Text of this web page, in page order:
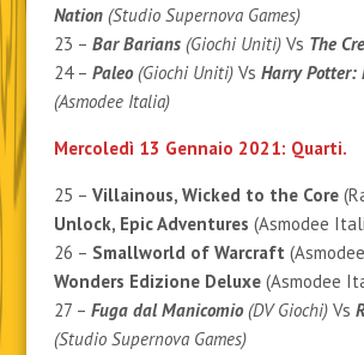
Nation (Studio Supernova Games)
23 – Bar Barians(Giochi Uniti)Vs The
24 – Paleo(Giochi Uniti)Vs Harry Potter:
(Asmodee Italia)
Mercoledì 13 Gennaio 2021: Quarti.
25 – Villainous, Wicked to the Core
Unlock, Epic Adventures (Asmodee
26 – Smallworld of Warcraft
Wonders Edizione Deluxe(Asmodee
27 – Fuga dal Manicomio(DV Giochi)Vs
(Studio Supernova Games)